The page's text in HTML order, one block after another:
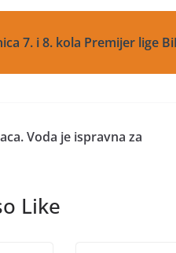
7. i 8. kola Premijer lige
Voda je ispravna za
Like